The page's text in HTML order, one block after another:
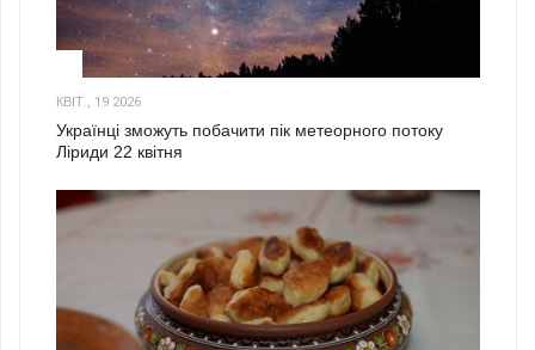
КВІТ., 19 2026
Українці зможуть побачити пік метеорного потоку
Ліриди 22 квітня